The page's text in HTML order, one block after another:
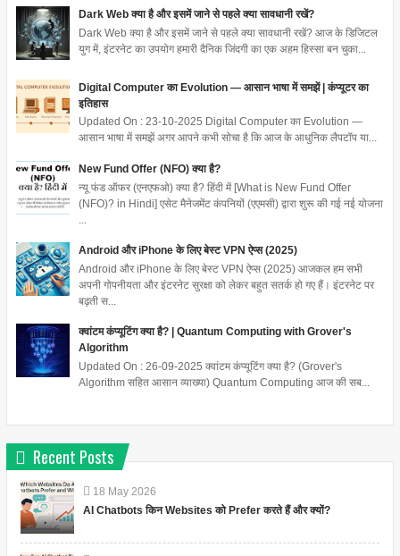
Dark Web क्या है और इसमें जाने से पहले क्या सावधानी रखें?
Dark Web क्या है और इसमें जाने से पहले क्या सावधानी रखें? आज के डिजिटल
युग में, इंटरनेट का उपयोग हमारी दैनिक जिंदगी का एक अहम हिस्सा बन चुका...
Digital Computer का Evolution — आसान भाषा में समझें | कंप्यूटर का
इतिहास
Updated On : 23-10-2025 Digital Computer का Evolution —
आसान भाषा में समझें अगर आपने कभी सोचा है कि आज के आधुनिक लैपटॉप या...
New Fund Offer (NFO) क्या है?
न्यू फंड ऑफर (एनएफओ) क्या है? हिंदी में [What is New Fund Offer
(NFO)? in Hindi] एसेट मैनेजमेंट कंपनियों (एएमसी) द्वारा शुरू की गई नई योजना
Android और iPhone के लिए बेस्ट VPN ऐप्स (2025)
Android और iPhone के लिए बेस्ट VPN ऐप्स (2025) आजकल हम सभी
अपनी गोपनीयता और इंटरनेट सुरक्षा को लेकर बहुत सतर्क हो गए हैं। इंटरनेट पर
बढ़ती स...
क्वांटम कंप्यूटिंग क्या है? | Quantum Computing with Grover's
Algorithm
Updated On : 26-09-2025 क्वांटम कंप्यूटिंग क्या है? (Grover's
Algorithm सहित आसान व्याख्या) Quantum Computing आज की सब...
Recent Posts
18 May 2026
AI Chatbots किन Websites को Prefer करते हैं और क्यों?